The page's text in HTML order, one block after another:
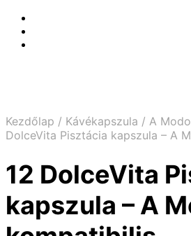
Kezdőlap / Kávékapszula / A
DolceVita Pisztácia kapszula – A
12 DolceVita
kapszula – A